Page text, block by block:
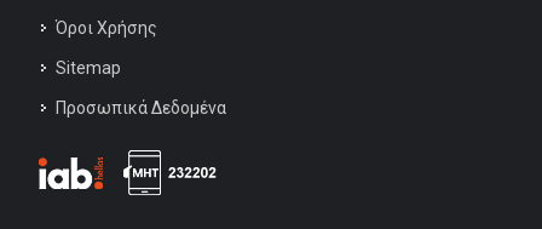
Όροι Χρήσης
Sitemap
Προσωπικά Δεδομένα